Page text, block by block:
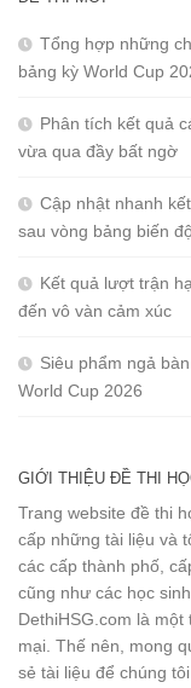
Tổng hợp những
bảng kỳ World Cup
Phân tích kết quả
vừa qua đầy bất ngờ
Cập nhật nhanh
sau vòng bảng biến
Kết quả lượt trận
đến vô vàn cảm xúc
Siêu phẩm ngả
World Cup 2026
GIỚI THIỆU ĐỀ THI
Trang website đề thi
cấp những tài liệu và
các cấp thành phố,
cũng như các học
DethiHSG.com là
mại. Thế nên, mong
sẻ tài liệu để chúng